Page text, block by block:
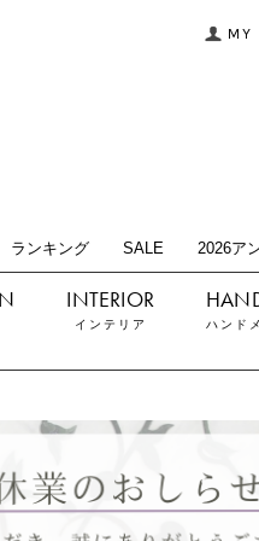
MY
ランキング SALE 2026ア
インテリア ハンド